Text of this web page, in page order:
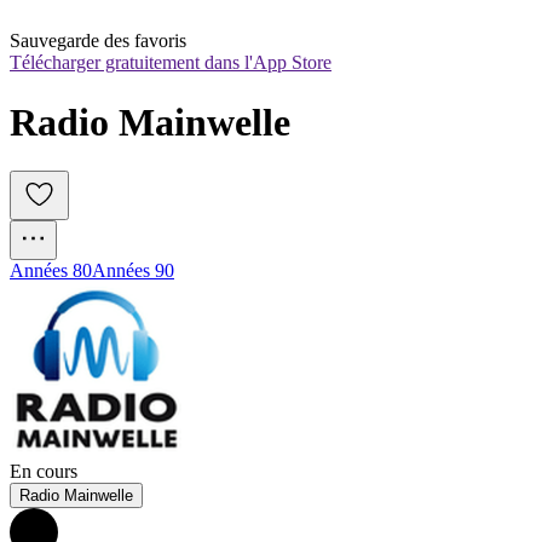
Sauvegarde des favoris
Télécharger gratuitement dans l'App Store
Radio Mainwelle
Années 80Années 90
En cours
Radio Mainwelle